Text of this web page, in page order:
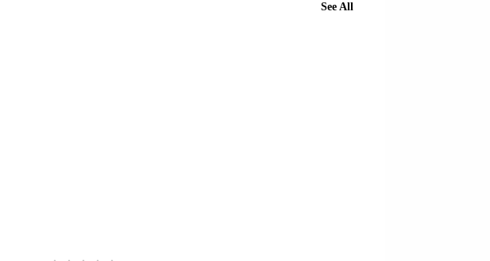
See All